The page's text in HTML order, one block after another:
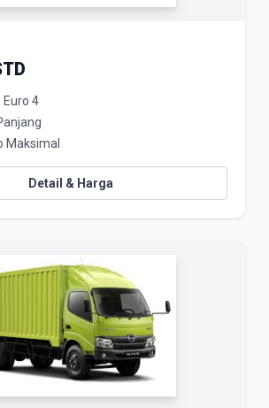
Euro 4
Maksimal
Detail & Harga